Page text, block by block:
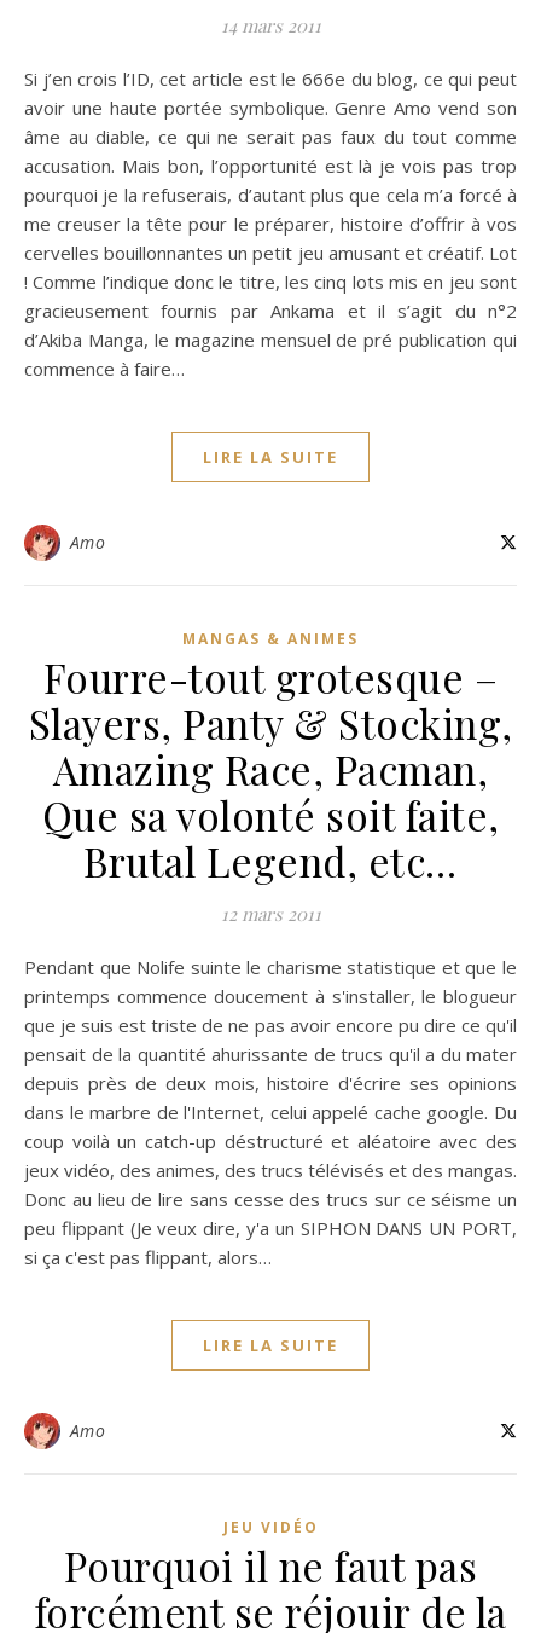
14 mars 2011
Si j’en crois l’ID, cet article est le 666e du blog, ce qui peut
avoir une haute portée symbolique. Genre Amo vend son
âme au diable, ce qui ne serait pas faux du tout comme
accusation. Mais bon, l’opportunité est là je vois pas trop
pourquoi je la refuserais, d’autant plus que cela m’a forcé à
me creuser la tête pour le préparer, histoire d’offrir à vos
cervelles bouillonnantes un petit jeu amusant et créatif. Lot
! Comme l’indique donc le titre, les cinq lots mis en jeu sont
gracieusement fournis par Ankama et il s’agit du n°2
d’Akiba Manga, le magazine mensuel de pré publication qui
commence à faire…
LIRE LA SUITE
Amo
MANGAS & ANIMES
Fourre-tout grotesque –
Slayers, Panty & Stocking,
Amazing Race, Pacman,
Que sa volonté soit faite,
Brutal Legend, etc…
12 mars 2011
Pendant que Nolife suinte le charisme statistique et que le
printemps commence doucement à s'installer, le blogueur
que je suis est triste de ne pas avoir encore pu dire ce qu'il
pensait de la quantité ahurissante de trucs qu'il a du mater
depuis près de deux mois, histoire d'écrire ses opinions
dans le marbre de l'Internet, celui appelé cache google. Du
coup voilà un catch-up déstructuré et aléatoire avec des
jeux vidéo, des animes, des trucs télévisés et des mangas.
Donc au lieu de lire sans cesse des trucs sur ce séisme un
peu flippant (Je veux dire, y'a un SIPHON DANS UN PORT,
si ça c'est pas flippant, alors…
LIRE LA SUITE
Amo
JEU VIDÉO
Pourquoi il ne faut pas
forcément se réjouir de la